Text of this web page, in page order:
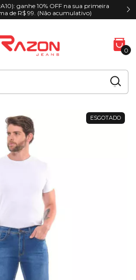
ganhe 10% OFF na sua primeira
de R$ 99. (Não acumulativo)
0
ESGOTADO